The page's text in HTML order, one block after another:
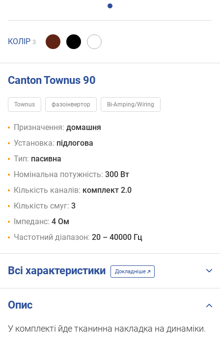
КОЛІР 3
Canton Townus 90
Townus фазоінвертор Bi-Amping/Wiring
Призначення: домашня
Установка: підлогова
Тип: пасивна
Номінальна потужність: 300 Вт
Кількість каналів: комплект 2.0
Кількість смуг: 3
Імпеданс: 4 Ом
Частотний діапазон: 20 – 40000 Гц
Всі характеристики Докладніше
Опис
У комплекті йде тканинна накладка на динаміки.